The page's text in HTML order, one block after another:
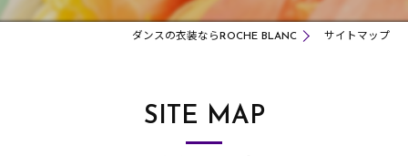
ダンスの衣装ならROCHE BLANC サイトマップ
SITE MAP